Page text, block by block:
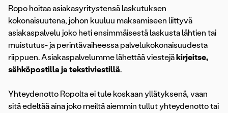
Ropo hoitaa asiakasyritystensä laskutuksen
kokonaisuutena, johon kuuluu maksamiseen liittyvä
asiakaspalvelu joko heti ensimmäisestä laskusta lähtien tai
muistutus- ja perintävaiheessa palvelukokonaisuudesta
riippuen. Asiakaspalvelumme lähettää viestejä kirjeitse,
sähköpostilla ja tekstiviestillä.
Yhteydenotto Ropolta ei tule koskaan yllätyksenä, vaan
sitä edeltää aina joko meiltä aiemmin tullut yhteydenotto tai